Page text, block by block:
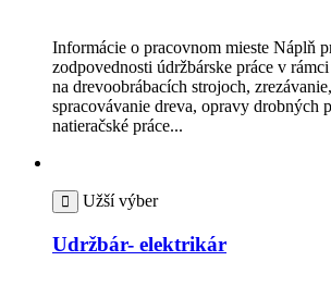
Informácie o pracovnom mieste Náplň
zodpovednosti údržbárske práce v
na drevoobrábacích strojoch,
spracovávanie dreva, opravy drobných
natieračské práce...
Užší výber
Udržbár- elektrikár